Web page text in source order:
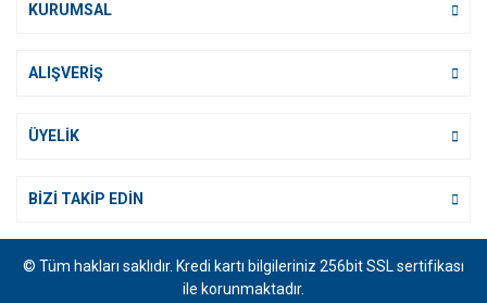
KURUMSAL
ALIŞVERİŞ
ÜYELİK
BİZİ TAKİP EDİN
© Tüm hakları saklıdır. Kredi kartı bilgileriniz 256bit SSL sertifikası
ile korunmaktadır.